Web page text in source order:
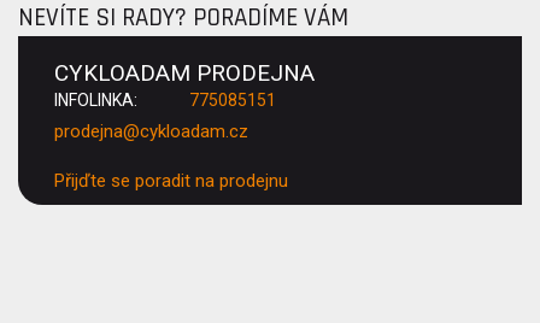
NEVÍTE SI RADY? PORADÍME VÁM
CYKLOADAM PRODEJNA
INFOLINKA: 775085151
prodejna@cykloadam.cz
Přijďte se poradit na prodejnu